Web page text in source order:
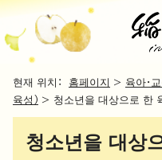
현재 위치： 홈페이지 > 육아・
육성） > 청소년을 대상으로 한
청소년을 대상